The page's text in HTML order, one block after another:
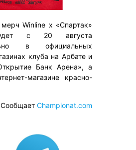
Winline x «Спартак»
с 20 августа
в официальных
клуба на Арбате и
Банк Арена», а
магазине красно-
Сообщает Сhampionat.com